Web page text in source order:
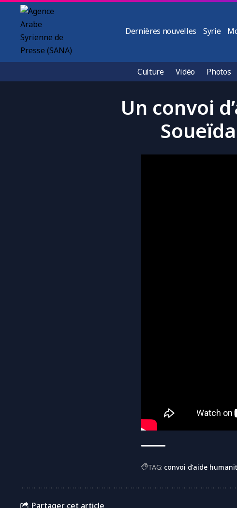
Dernières nouvelles Syrie
Culture Vidéo Photos
Un convoi
TAG: convoi d’aide
Partager cet article